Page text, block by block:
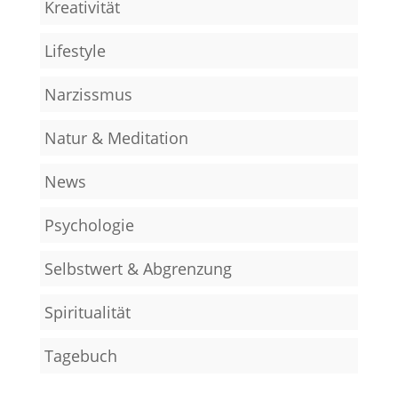
Kreativität
Lifestyle
Narzissmus
Natur & Meditation
News
Psychologie
Selbstwert & Abgrenzung
Spiritualität
Tagebuch